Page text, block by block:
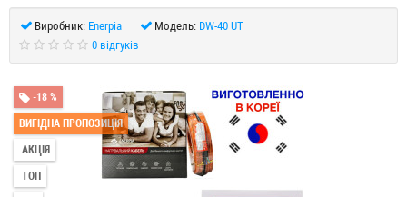
Виробник: Enerpia Модель: DW-40 UT
0 відгуків
-18 %
ВИГІДНА ПРОПОЗИЦІЯ
АКЦІЯ
ТОП